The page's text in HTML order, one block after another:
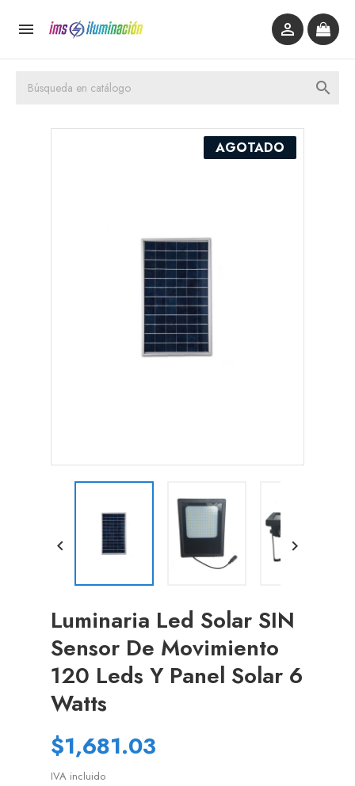
 

AGOTADO
 
Luminaria Led Solar SIN
Sensor De Movimiento
120 Leds Y Panel Solar 6
Watts
$1,681.03
IVA incluido